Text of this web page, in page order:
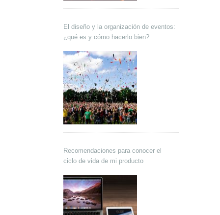
El diseño y la organización de eventos:
¿qué es y cómo hacerlo bien?
Recomendaciones para conocer el
ciclo de vida de mi producto